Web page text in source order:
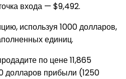
входа — $9,492.
используя 1000 долларов,
единиц.
по цене 11,865
долларов прибыли (1250